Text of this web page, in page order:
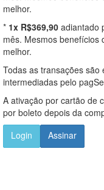
melhor.
* 1x R$369,90 adiantado
mês. Mesmos benefícios
melhor.
Todas as transações
intermediadas pelo
A ativação por cartão de
por boleto depois da
Login
Assinar